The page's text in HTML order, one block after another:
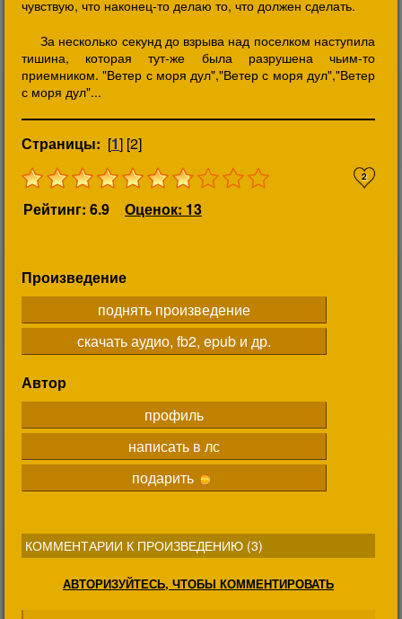
чувствую, что наконец-то делаю то, что должен сделать.
За несколько секунд до взрыва над поселком наступила
тишина, которая тут-же была разрушена чьим-то
приемником. "Ветер с моря дул","Ветер с моря дул","Ветер
с моря дул"...
Страницы: [1] [2]
2
Рейтинг: 6.9 Оценок: 13
Произведение
поднять произведение
скачать аудио, fb2, epub и др.
Автор
профиль
написать в лс
подарить
КОММЕНТАРИИ К ПРОИЗВЕДЕНИЮ (3)
АВТОРИЗУЙТЕСЬ, ЧТОБЫ КОММЕНТИРОВАТЬ